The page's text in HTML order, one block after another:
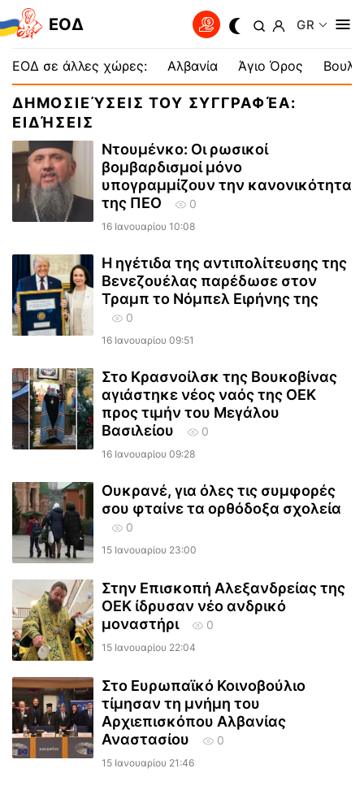
EOΔ GR
ΕΟΔ σε άλλες χώρες: Αλβανία Άγιο Όρος
ΔΗΜΟΣΙΕΎΣΕΙΣ ΤΟΥ ΣΥΓΓΡΑΦΈΑ:
ΕΙΔΉΣΕΙΣ
Ντουμένκο: Οι ρωσικοί
βομβαρδισμοί μόνο
υπογραμμίζουν την κανονικότητα
της ΠΕΟ
0
16 Ιανουαρίου 10:08
Η ηγέτιδα της αντιπολίτευσης της
Βενεζουέλας παρέδωσε στον
Τραμπ το Νόμπελ Ειρήνης της
0
16 Ιανουαρίου 09:51
Στο Κρασνοίλσκ της Βουκοβίνας
αγιάστηκε νέος ναός της ΟΕΚ
προς τιμήν του Μεγάλου
Βασιλείου
0
16 Ιανουαρίου 09:28
Ουκρανέ, για όλες τις συμφορές
σου φταίνε τα ορθόδοξα σχολεία
0
15 Ιανουαρίου 23:00
Στην Επισκοπή Αλεξανδρείας της
ΟΕΚ ίδρυσαν νέο ανδρικό
μοναστήρι
0
15 Ιανουαρίου 22:04
Στο Ευρωπαϊκό Κοινοβούλιο
τίμησαν τη μνήμη του
Αρχιεπισκόπου Αλβανίας
Αναστασίου
0
15 Ιανουαρίου 21:46